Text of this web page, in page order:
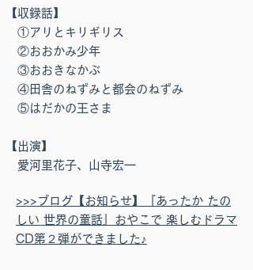
【収録話】
①アリとキリギリス
②おおかみ少年
③おおきなかぶ
④田舎のねずみと都会のねずみ
⑤はだかの王さま
【出演】
愛河里花子、山寺宏一
>>>ブログ【お知らせ】『あったか たの
しい 世界の童話』おやこで 楽しむドラマ
CD第２弾ができました♪